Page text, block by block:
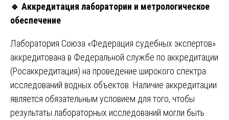
🔹 Аккредитация лаборатории и метрологическое
обеспечение
Лаборатория Союза «Федерация судебных экспертов»
аккредитована в Федеральной службе по аккредитации
(Росаккредитация) на проведение широкого спектра
исследований водных объектов. Наличие аккредитации
является обязательным условием для того, чтобы
результаты лабораторных исследований могли быть